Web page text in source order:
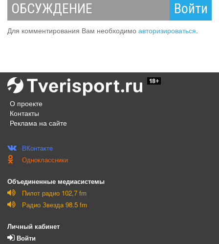
ОБСУЖДЕНИЕ Войти
Для комментирования Вам необходимо авторизироваться.
О проекте
Контакты
Реклама на сайте
ВКонтакте
Одноклассники
Объединенные медиасистемы
Пилот радио 102,7 fm
Радио Звезда 98.5 fm
Личный кабинет
Войти